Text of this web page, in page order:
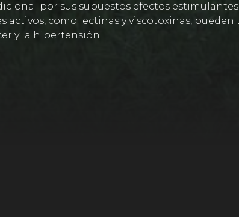
por sus supuestos efectos
activos, como lectinas y viscotoxinas, pueden
y la hipertensión